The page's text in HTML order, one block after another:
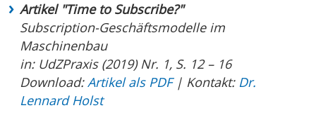
Artikel "Time to Subscribe?"
Subscription-Geschäftsmodelle im
Maschinenbau
in: UdZPraxis (2019) Nr. 1, S. 12 – 16
Download:Artikel als PDF| Kontakt: Dr.
Lennard Holst